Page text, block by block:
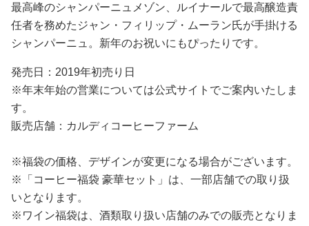
最高峰のシャンパーニュメゾン、ルイナールで最高醸造責
任者を務めたジャン・フィリップ・ムーラン氏が手掛ける
シャンパーニュ。新年のお祝いにもぴったりです。
発売日：2019年初売り日
※年末年始の営業については公式サイトでご案内いたしま
す。
販売店舗：カルディコーヒーファーム
※福袋の価格、デザインが変更になる場合がございます。
※「コーヒー福袋 豪華セット」は、一部店舗での取り扱
いとなります。
※ワイン福袋は、酒類取り扱い店舗のみでの販売となりま